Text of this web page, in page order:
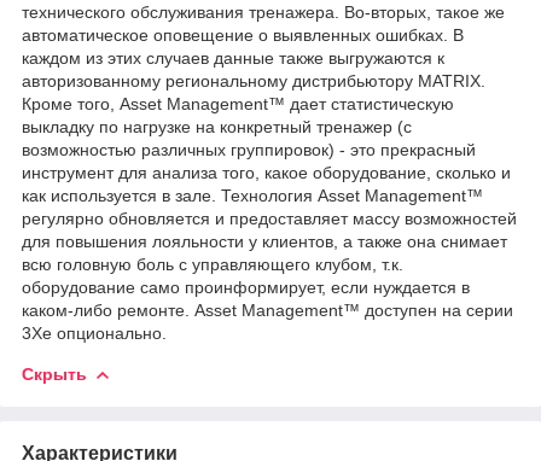
технического обслуживания тренажера. Во-вторых, такое же
автоматическое оповещение о выявленных ошибках. В
каждом из этих случаев данные также выгружаются к
авторизованному региональному дистрибьютору MATRIX.
Кроме того, Asset Management™ дает статистическую
выкладку по нагрузке на конкретный тренажер (с
возможностью различных группировок) - это прекрасный
инструмент для анализа того, какое оборудование, сколько и
как используется в зале. Технология Asset Management™
регулярно обновляется и предоставляет массу возможностей
для повышения лояльности у клиентов, а также она снимает
всю головную боль с управляющего клубом, т.к.
оборудование само проинформирует, если нуждается в
каком-либо ремонте. Asset Management™ доступен на серии
3Xe опционально.
Скрыть
Характеристики